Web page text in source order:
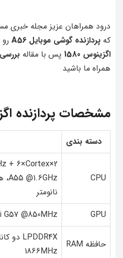
درود همراهان عزیز مجله خبری
که پردازنده گوشی موبایل A56
اگزینوس 1580
پس با مقاله بررسی
همراه ما باشید
مشخصات پردازنده
دسته بندی
CPU
+ 6×Cortex
نانومتر
GPU
G57 @850MHz
حافظه RAM
1866MHz